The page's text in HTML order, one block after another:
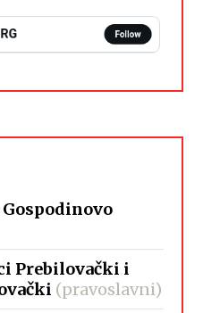
Prebilovački i
(pravoslavni)